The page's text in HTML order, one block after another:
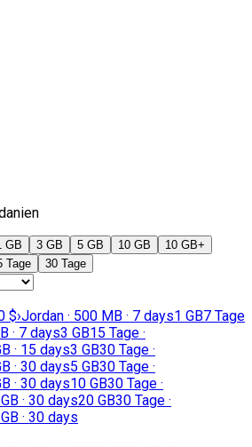
GB 3 GB 5 GB 10 GB 10 GB+
Tage 30 Tage
$›Jordan · 500 MB · 7 days1 GB7 Tage
· 7 days3 GB15 Tage ·
· 15 days3 GB30 Tage ·
· 30 days5 GB30 Tage ·
· 30 days10 GB30 Tage ·
· 30 days20 GB30 Tage ·
· 30 days